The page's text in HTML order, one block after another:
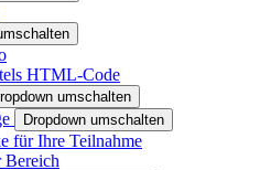
HTML-Code
umschalten
Dropdown umschalten
für Ihre Teilnahme
Bereich